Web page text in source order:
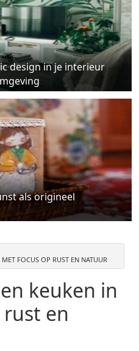
design in je interieur
als origineel
FOCUS OP RUST EN NATUUR
keuken in
en